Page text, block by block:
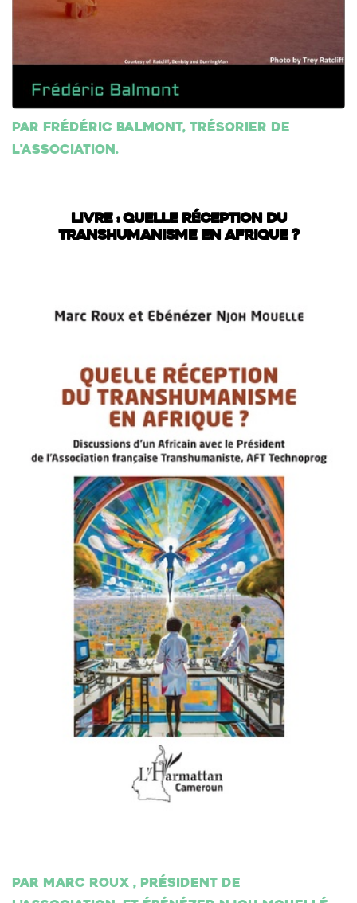
Par Frédéric Balmont, trésorier de
l'association.
LIVRE : QUELLE RÉCEPTION DU
TRANSHUMANISME EN AFRIQUE ?
Par Marc Roux , président de